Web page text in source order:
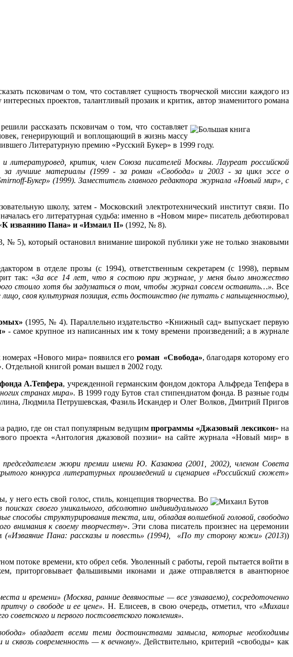
псковичам о том, что составляет сущность творческой миссии каждого из
проектов, талантливый прозаик и критик, автор знаменитого романа
рассказать псковичам о том, что составляет
генерирующий и воплощающий в жизнь массу
Литературную премию «Русский Букер» в 1999 году.
и литературовед, критик, член Союза писателей Москвы. Лауреат российской
за лучшие материалы (1999 - за роман «Свобода» и 2003 - за цикл эссе о
Букер» (1999). Заместитель главного редактора журнала «Новый мир» , с
школу, затем - Московский электротехнический институт связи. По
его литературная судьба: именно в «Новом мире» писатель дебютировал
К изваянию Пана» и «Измаил II» (1992, № 8).
№ 5), который остановил внимание широкой публики уже не только знаковыми
в отделе прозы (с 1994), ответственным секретарем (с 1998), первым
так: «За все 14 лет, что я состою при журнале, у меня было множество
стоило хотя бы задуматься о том, чтобы журнал совсем оставить…». Все
лицо, своя культурная позиция, есть достоинство (не путать с напыщенностью),
(1995, № 4). Параллельно издательство «Книжный сад» выпускает первую
- самое крупное из написанных им к тому времени произведений; а в журнале
номерах «Нового мира» появился его роман «Свобода», благодаря которому его
Отдельной книгой роман вышел в 2002 году.
А.Тепфера, учрежденной германским фондом доктора Альфреда Тепфера в
странах мира». В 1999 году Бутов стал стипендиатом фонда. В разные годы
Людмила Петрушевская, Фазиль Искандер и Олег Волков, Дмитрий Пригов
радио, где он стал популярным ведущим программы «Джазовый лексикон» на
проекта «Антология джазовой поэзии» на сайте журнала «Новый мир» в
председателем жюри премии имени Ю. Казакова (2001, 2002), членом Совета
конкурса литературных произведений и сценариев «Российский сюжет»
у него есть свой голос, стиль, концепция творчества. Во
своего уникального, абсолютно индивидуального
способы структурирования текста, или, обладая волшебной головой, свободно
внимания к своему творчеству». Эти слова писатель произнес на церемонии
(«Изваяние Пана: рассказы и повесть» (1994), «По ту сторону кожи» (2013))
потоке времени, кто обрел себя. Уволенный с работы, герой пытается войти в
приторговывает фальшивыми иконами и даже отправляется в авантюрное
и времени» (Москва, ранние девяностые — все узнаваемо), сосредоточенно
о свободе и ее цене». Н. Елисеев, в свою очередь, отметил, что «Михаил
и первого постсоветского поколения».
обладает всеми теми достоинствами замысла, которые необходимы
и сквозь современность — к вечному». Действительно, критерий «свободы» как